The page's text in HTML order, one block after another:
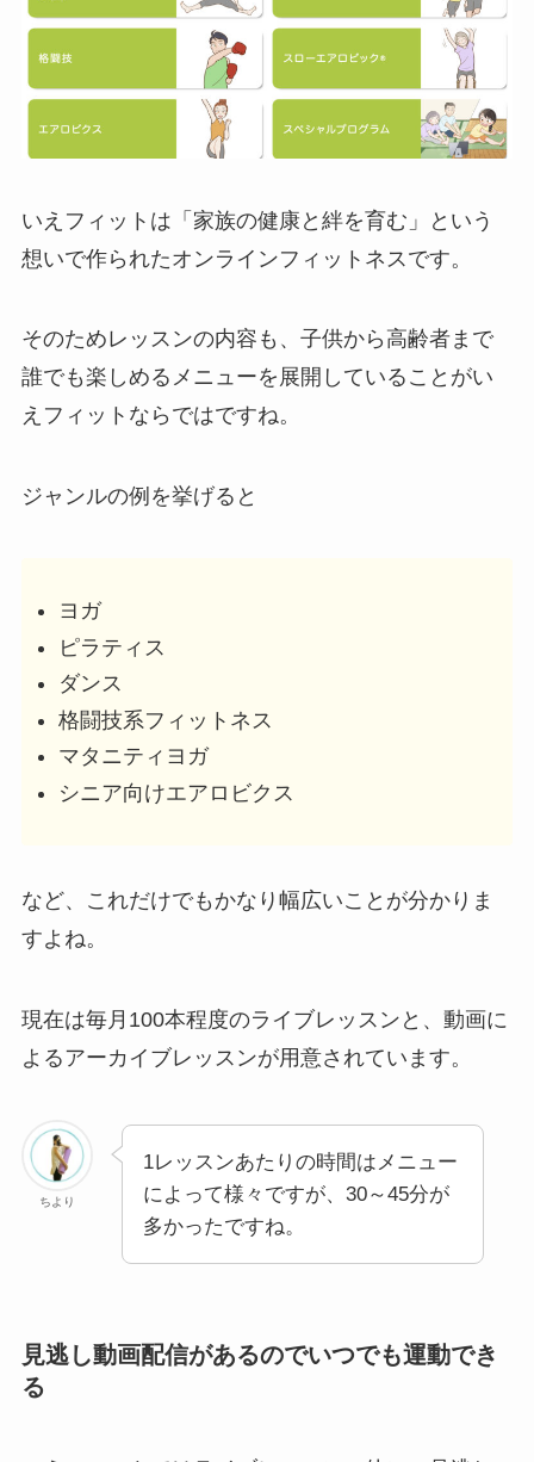
いえフィットは「家族の健康と絆を育む」という
想いで作られたオンラインフィットネスです。
そのためレッスンの内容も、子供から高齢者まで
誰でも楽しめるメニューを展開していることがい
えフィットならではですね。
ジャンルの例を挙げると
ヨガ
ピラティス
ダンス
格闘技系フィットネス
マタニティヨガ
シニア向けエアロビクス
など、これだけでもかなり幅広いことが分かりま
すよね。
現在は毎月100本程度のライブレッスンと、動画に
よるアーカイブレッスンが用意されています。
ちより
1レッスンあたりの時間はメニュー
によって様々ですが、30～45分が
多かったですね。
見逃し動画配信があるのでいつでも運動でき
る